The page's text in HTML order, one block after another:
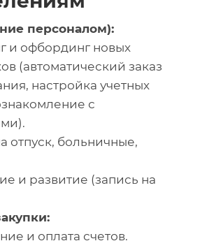
персоналом):
и офбординг новых
(автоматический заказ
настройка учетных
с
отпуск, больничные,
и развитие (запись на
и оплата счетов.